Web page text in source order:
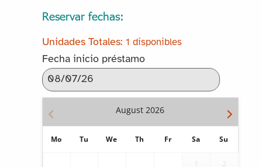
Reservar fechas:
1 disponibles
Fecha inicio préstamo
August 2026
Mo Tu We Th Fr Sa Su
2